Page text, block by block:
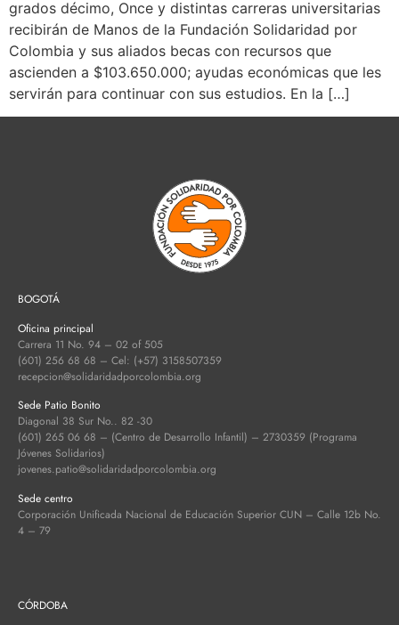
grados décimo, Once y distintas carreras universitarias
recibirán de Manos de la Fundación Solidaridad por
Colombia y sus aliados becas con recursos que
ascienden a $103.650.000; ayudas económicas que les
servirán para continuar con sus estudios. En la […]
BOGOTÁ
Oficina principal
Carrera 11 No. 94 – 02 of 505
(601) 256 68 68 – Cel: (+57) 3158507359
recepcion@solidaridadporcolombia.org
Sede Patio Bonito
Diagonal 38 Sur No.. 82 -30
(601) 265 06 68 – (Centro de Desarrollo Infantil) – 2730359 (Programa
Jóvenes Solidarios)
jovenes.patio@solidaridadporcolombia.org
Sede centro
Corporación Unificada Nacional de Educación Superior CUN – Calle 12b No.
4 – 79
CÓRDOBA